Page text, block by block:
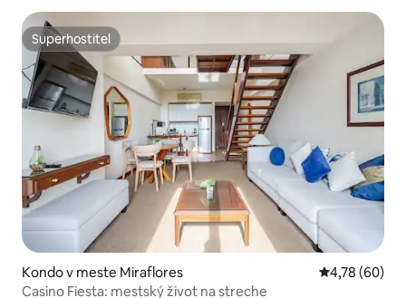
Superhostiteľ
Superhostiteľ
Kondo v meste Miraflores Priemerné
4,78 (60)
Casino Fiesta: mestský život na streche